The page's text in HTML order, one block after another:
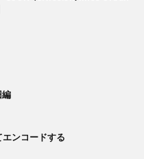
編
ンコードする